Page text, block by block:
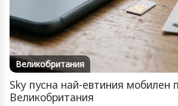
Великобритания
Sky пусна най-евтиния мобилен
Великобритания